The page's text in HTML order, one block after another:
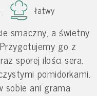
łatwy
smaczny, a świetny
go z
sporej ilości sera.
pomidorkami.
sobie ani grama